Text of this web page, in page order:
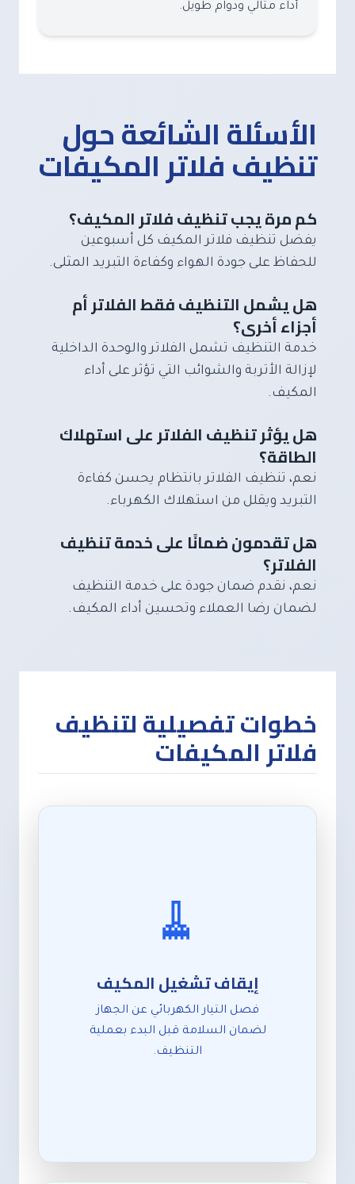
أداء مثالي ودوام طويل.
الأسئلة الشائعة حول
تنظيف فلاتر المكيفات
كم مرة يجب تنظيف فلاتر المكيف؟
يفضل تنظيف فلاتر المكيف كل أسبوعين
للحفاظ على جودة الهواء وكفاءة التبريد المثلى.
هل يشمل التنظيف فقط الفلاتر أم
أجزاء أخرى؟
خدمة التنظيف تشمل الفلاتر والوحدة الداخلية
لإزالة الأتربة والشوائب التي تؤثر على أداء
المكيف.
هل يؤثر تنظيف الفلاتر على استهلاك
الطاقة؟
نعم، تنظيف الفلاتر بانتظام يحسن كفاءة
التبريد ويقلل من استهلاك الكهرباء.
هل تقدمون ضمانًا على خدمة تنظيف
الفلاتر؟
نعم، نقدم ضمان جودة على خدمة التنظيف
لضمان رضا العملاء وتحسين أداء المكيف.
خطوات تفصيلية لتنظيف
فلاتر المكيفات
🧹
إيقاف تشغيل المكيف
فصل التيار الكهربائي عن الجهاز
لضمان السلامة قبل البدء بعملية
التنظيف.